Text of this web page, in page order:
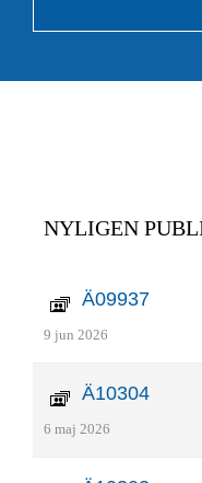
NYLIGEN
Ä09937
9 jun 2026
Ä10304
6 maj 2026